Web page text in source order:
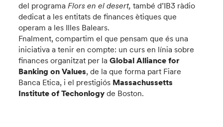
del programaFlors en el desert, també d’IB3 ràdio
dedicat a les entitats de finances ètiques que
operam a les Illes Balears.
Fnalment, compartim el que pensam que és una
iniciativa a tenir en compte: un curs en línia sobre
finances organitzat per laGlobal Alliance for
Banking on Values, de la que forma part Fiare
Banca Etica, i el prestigiós Massachussetts
Institute of Techonlogy de Boston.